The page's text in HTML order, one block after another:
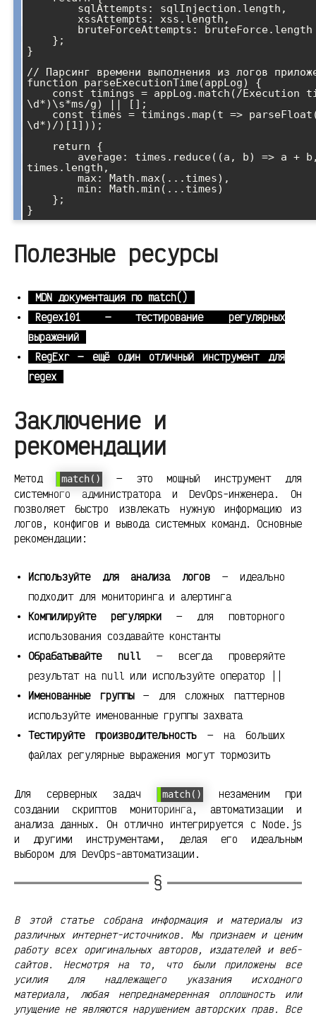
}
// Парсинг времени выполнения из логов
function parseExecutionTime(appLog) {
\d*)\s*ms/g) || [];
\d*)/)[1]));
times.length,
}
Полезные ресурсы
MDN документация по match()
Regex101 — тестирование регулярных
выражений
RegExr — ещё один отличный инструмент для
regex
Заключение и
рекомендации
Метод match()
— это мощный инструмент для
системного администратора и DevOps-инженера. Он
позволяет быстро извлекать нужную информацию из
логов, конфигов и вывода системных команд. Основные
рекомендации:
Используйте для анализа логов — идеально
подходит для мониторинга и алертинга
Компилируйте регулярки— для повторного
использования создавайте константы
Обрабатывайте null— всегда проверяйте
результат на null или используйте оператор ||
Именованные группы— для сложных паттернов
используйте именованные группы захвата
Тестируйте производительность— на больших
файлах регулярные выражения могут тормозить
Для серверных задач match()
незаменим при
создании скриптов мониторинга, автоматизации и
анализа данных. Он отлично интегрируется с Node.js
и другими инструментами, делая его идеальным
выбором для DevOps-автоматизации.
В этой статье собрана информация и материалы из
различных интернет-источников. Мы признаем и ценим
работу всех оригинальных авторов, издателей и веб-
сайтов. Несмотря на то, что были приложены все
усилия для надлежащего указания исходного
материала, любая непреднамеренная оплошность или
упущение не являются нарушением авторских прав. Все